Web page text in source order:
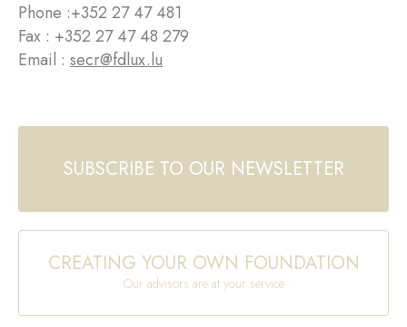
Phone :+352 27 47 481
Fax : +352 27 47 48 279
Email : secr@fdlux.lu
SUBSCRIBE TO OUR NEWSLETTER
CREATING YOUR OWN FOUNDATION
Our advisors are at your service